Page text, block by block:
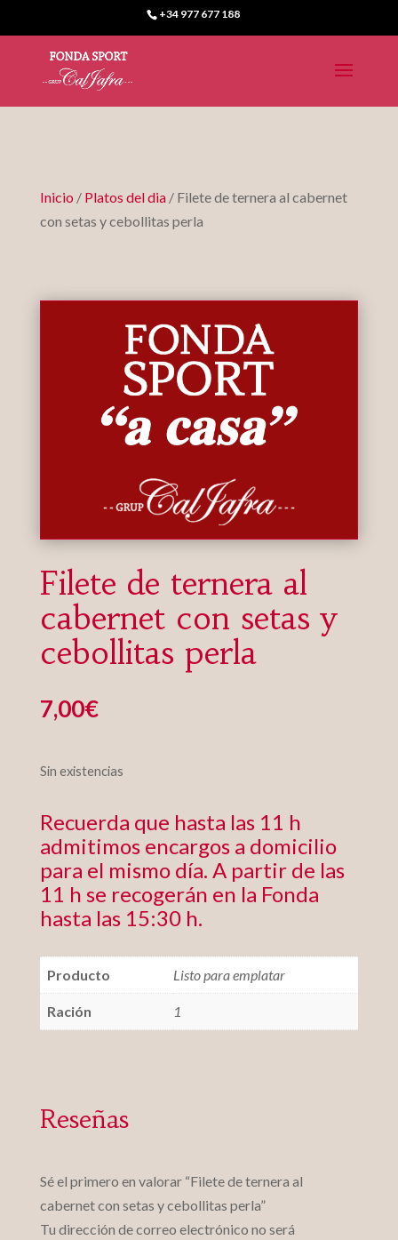
+34 977 677 188
Inicio / Platos del dia/ Filete de ternera al cabernet
con setas y cebollitas perla
Filete de ternera al
cabernet con setas y
cebollitas perla
7,00€
Sin existencias
Recuerda que hasta las 11 h
admitimos encargos a domicilio
para el mismo día. A partir de las
11 h se recogerán en la Fonda
hasta las 15:30 h.
Producto Listo para emplatar
Ración 1
Reseñas
Sé el primero en valorar “Filete de ternera al
cabernet con setas y cebollitas perla”
Tu dirección de correo electrónico no será